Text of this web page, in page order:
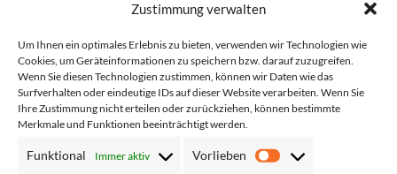
Zustimmung verwalten
Um Ihnen ein optimales Erlebnis zu bieten, verwenden wir Technologien wie
Cookies, um Geräteinformationen zu speichern bzw. darauf zuzugreifen.
Wenn Sie diesen Technologien zustimmen, können wir Daten wie das
Surfverhalten oder eindeutige IDs auf dieser Website verarbeiten. Wenn Sie
Ihre Zustimmung nicht erteilen oder zurückziehen, können bestimmte
Merkmale und Funktionen beeinträchtigt werden.
Funktional Immer aktiv Vorlieben
Vorlieben
Feuerwehr-
Multifunktionsweste mit
Taschen und Reißverschluss
Netto*:10,92€
Crew-Warnwesten mit zwei
Leuchtstreifen
Netto*: